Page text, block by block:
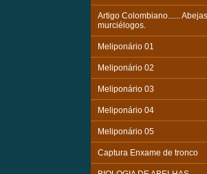
Artigo Colombiano......
murciélogos.
Meliponário 01
Meliponário 02
Meliponário 03
Meliponário 04
Meliponário 05
Captura Enxame de tronco